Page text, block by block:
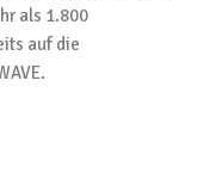
als 1.800
auf die